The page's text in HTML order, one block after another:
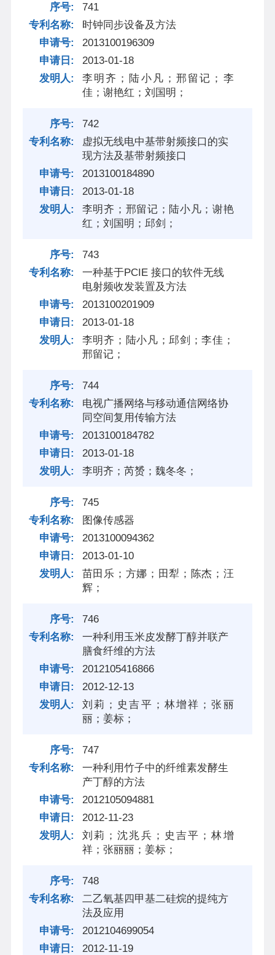
741
时钟同步设备及方法
2013100196309
2013-01-18
李明齐；陆小凡；邢留记；李
佳；谢艳红；刘国明；
742
虚拟无线电中基带射频接口的实
现方法及基带射频接口
2013100184890
2013-01-18
李明齐；邢留记；陆小凡；谢艳
红；刘国明；邱剑；
743
一种基于PCIE 接口的软件无线
电射频收发装置及方法
2013100201909
2013-01-18
李明齐；陆小凡；邱剑；李佳；
邢留记；
744
电视广播网络与移动通信网络协
同空间复用传输方法
2013100184782
2013-01-18
李明齐；芮赟；魏冬冬；
745
图像传感器
2013100094362
2013-01-10
苗田乐；方娜；田犁；陈杰；汪
辉；
746
一种利用玉米皮发酵丁醇并联产
膳食纤维的方法
2012105416866
2012-12-13
刘莉；史吉平；林增祥；张丽
丽；姜标；
747
一种利用竹子中的纤维素发酵生
产丁醇的方法
2012105094881
2012-11-23
刘莉；沈兆兵；史吉平；林增
祥；张丽丽；姜标；
748
二乙氧基四甲基二硅烷的提纯方
法及应用
2012104699054
2012-11-19